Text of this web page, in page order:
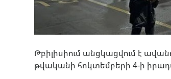
Թբիլիսիում անցկացվում է
թվականի հոկտեմբերի 4-ի